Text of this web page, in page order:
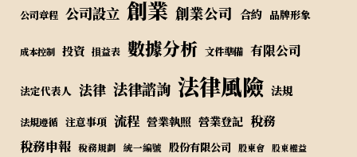
公司章程 公司設立 創業 創業公司 合約 品牌形象
成本控制 投資 損益表 數據分析 文件準備 有限公司
法定代表人 法律 法律諮詢 法律風險 法規
法規遵循 注意事項 流程 營業執照 營業登記 稅務
稅務申報 稅務規劃 統一編號 股份有限公司 股東會 股東權益